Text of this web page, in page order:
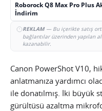
Roborock Q8 Max Pro Plus
İndirim
REKLAM— Bu içerikte satış
bağlantılar üzerinden yapılan
kazanabilir.
Canon PowerShot V10,
anlatmanıza yardımcı
ile donatılmış. İki büyük
gürültüsü azaltma